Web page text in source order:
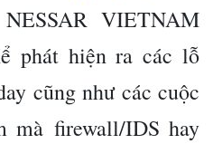
VIETNAM
phát hiện ra các lỗ
cũng như các cuộc
mà firewall/IDS hay